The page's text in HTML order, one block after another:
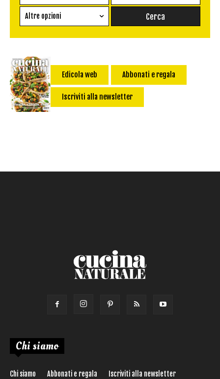
Ricetta vegetariana
Senza glutine
senza uova
Vegan
Conserva
Pane
Primo
Salsa
Altre opzioni
Impatto Glicemico:
Calorie max (kcal):
Edicola web Abbonati e regala
Iscriviti alla newsletter
Chi siamo
Chi siamo Abbonati e regala Iscriviti alla newsletter